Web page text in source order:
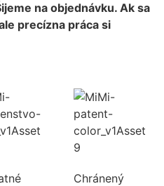
na objednávku. Ak sa
precízna práca si
Chránený